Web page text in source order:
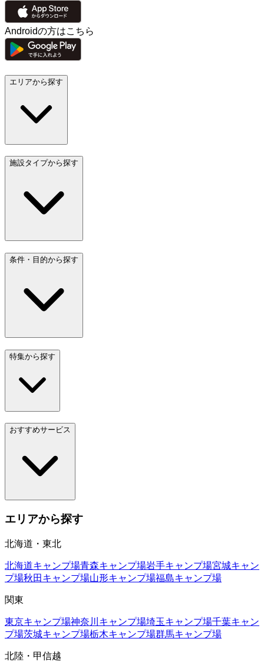
Androidの方はこちら
エリアから探す
施設タイプから探す
条件・目的から探す
特集から探す
おすすめサービス
エリアから探す
北海道・東北
北海道キャンプ場青森キャンプ場岩手キャンプ場宮城キャン
プ場秋田 キャンプ場山形キャンプ場福島キャンプ場
関東
東京キャンプ場神奈川 キャンプ場埼玉キャンプ場千葉キャン
プ場茨城キャンプ場栃木キャンプ場群馬キャンプ場
北陸・甲信越